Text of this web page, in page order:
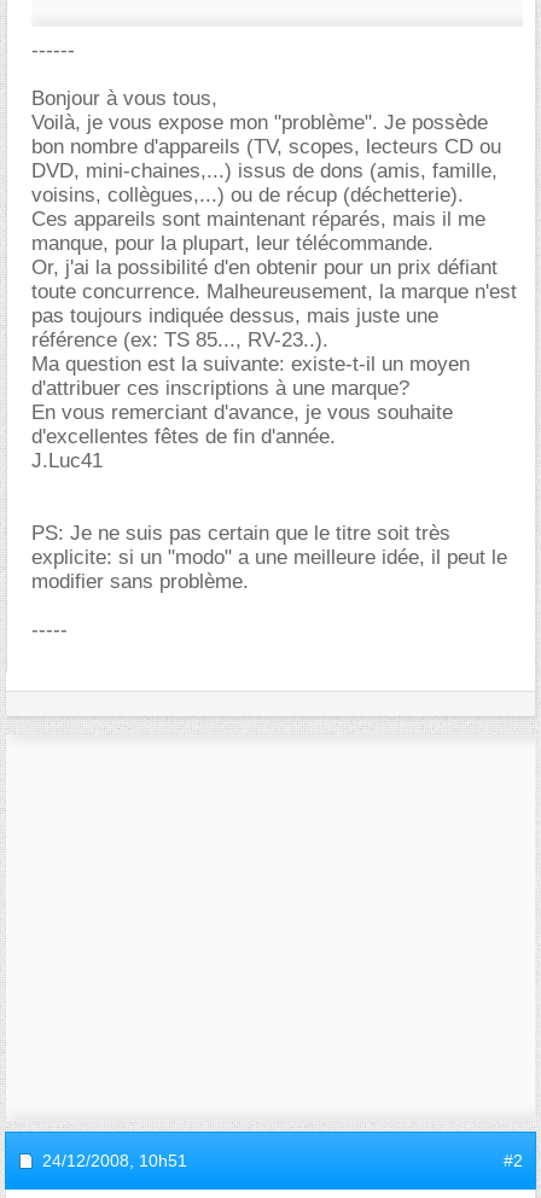
------
Bonjour à vous tous,
Voilà, je vous expose mon "problème". Je possède
bon nombre d'appareils (TV, scopes, lecteurs CD ou
DVD, mini-chaines,...) issus de dons (amis, famille,
voisins, collègues,...) ou de récup (déchetterie).
Ces appareils sont maintenant réparés, mais il me
manque, pour la plupart, leur télécommande.
Or, j'ai la possibilité d'en obtenir pour un prix défiant
toute concurrence. Malheureusement, la marque n'est
pas toujours indiquée dessus, mais juste une
référence (ex: TS 85..., RV-23..).
Ma question est la suivante: existe-t-il un moyen
d'attribuer ces inscriptions à une marque?
En vous remerciant d'avance, je vous souhaite
d'excellentes fêtes de fin d'année.
J.Luc41
PS: Je ne suis pas certain que le titre soit très
explicite: si un "modo" a une meilleure idée, il peut le
modifier sans problème.
-----
24/12/2008, 10h51 #2